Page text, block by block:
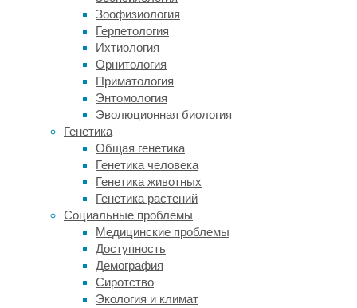
Зоофизиология
Герпетология
Ихтиология
Орнитология
Приматология
Энтомология
Эволюционная биология
Генетика
Общая генетика
Генетика человека
Генетика животных
Генетика растений
Социальные проблемы
Медицинские проблемы
Доступность
Демография
Сиротство
Экология и климат
страдания
от
остеоартроза"
осложнениями
после
операций
17/01/2025,
14:18
17/01/2025
медицина,
операции,
пациенты,
стресс,
хирургия
Повышение
симпатовагального
баланса